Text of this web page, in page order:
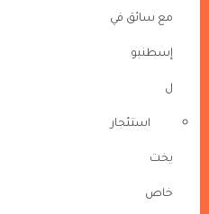
مع سائق في
إسطنبو
ل
استئجار
يخت
خاص